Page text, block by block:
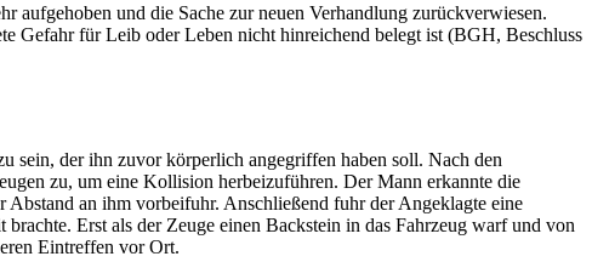
und die Sache zur neuen Verhandlung zurückverwiesen.
Gefahr für Leib oder Leben nicht hinreichend belegt ist (BGH, Beschluss
sein, der ihn zuvor körperlich angegriffen haben soll. Nach den
zu, um eine Kollision herbeizuführen. Der Mann erkannte die
Abstand an ihm vorbeifuhr. Anschließend fuhr der Angeklagte eine
Erst als der Zeuge einen Backstein in das Fahrzeug warf und von
Eintreffen vor Ort.